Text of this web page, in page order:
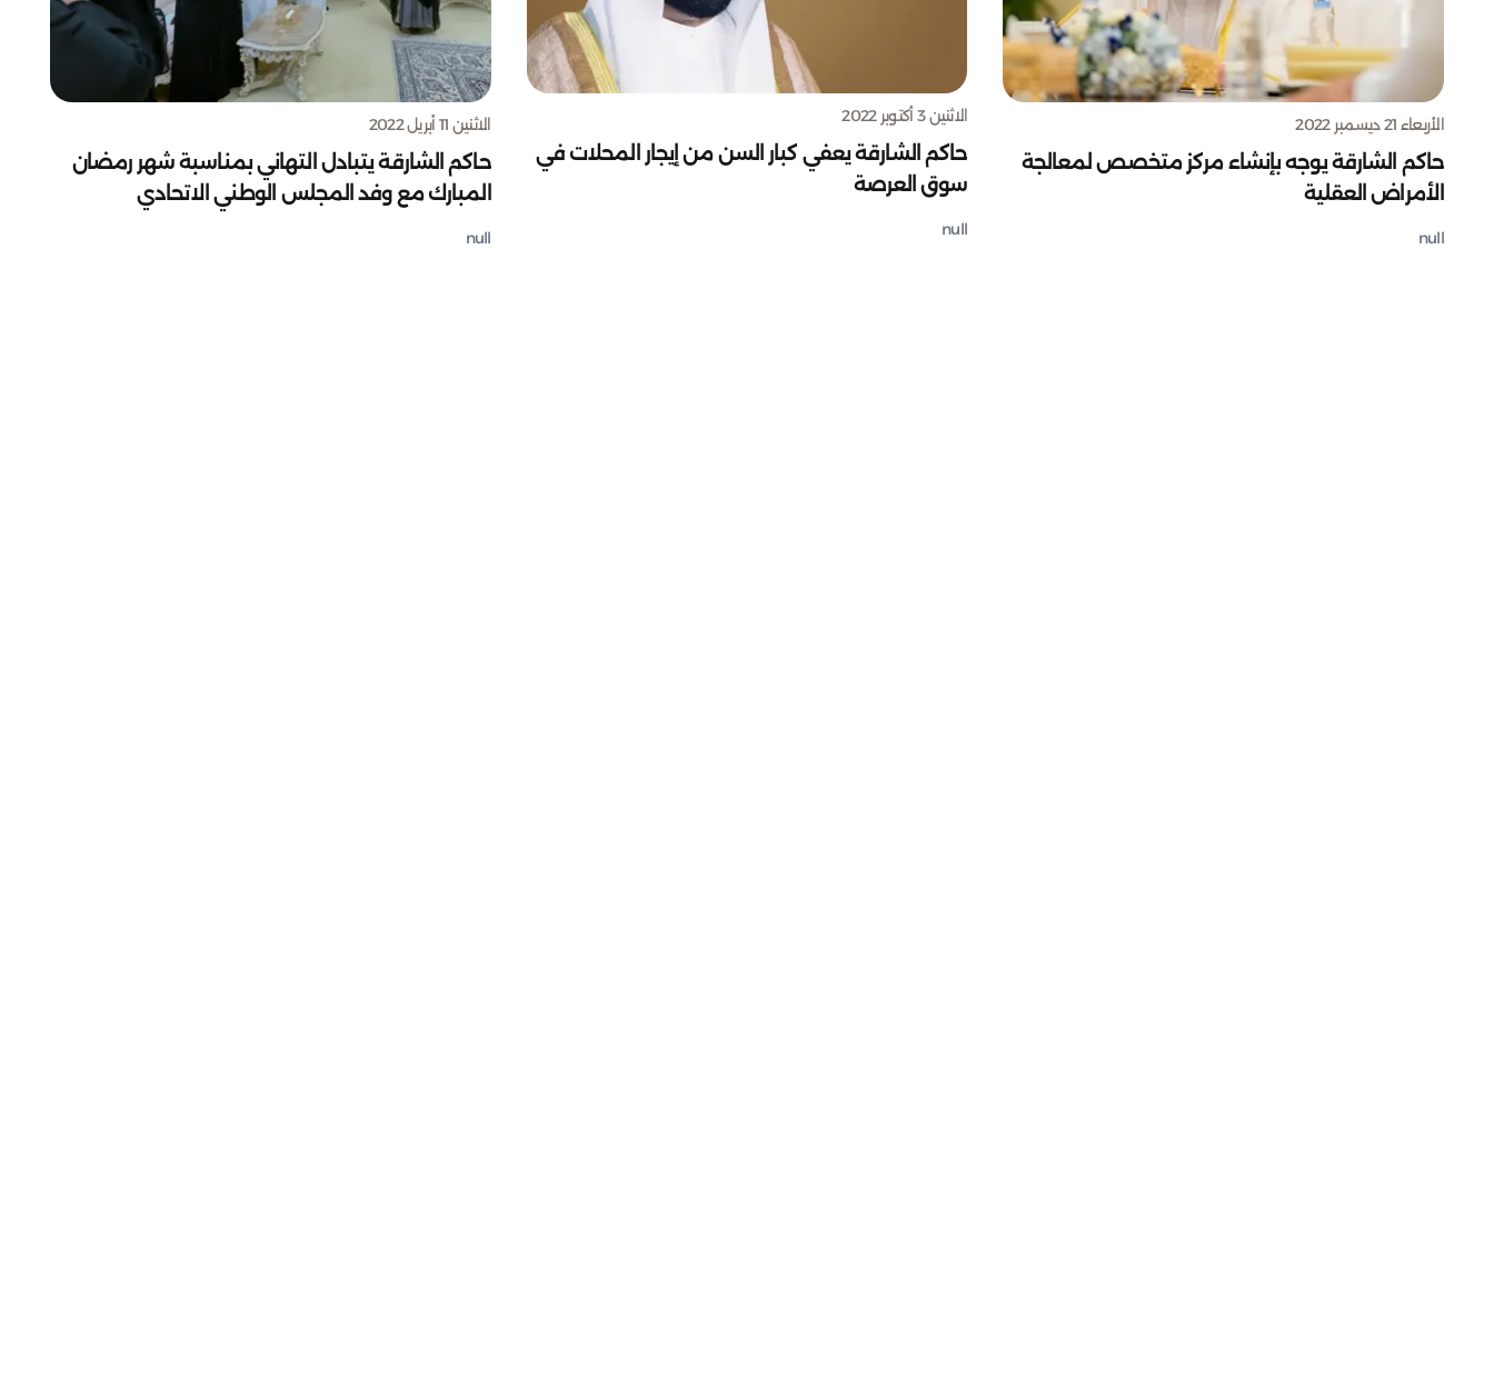
الأربعاء 21 ديسمبر 2022
حاكم الشارقة يوجه بإنشاء مركز متخصص لمعالجة
الأمراض العقلية
null
الاثنين 3 أكتوبر 2022
حاكم الشارقة يعفي كبار السن من إيجار المحلات في
سوق العرصة
null
الاثنين 11 أبريل 2022
حاكم الشارقة يتبادل التهاني بمناسبة شهر رمضان
المبارك مع وفد المجلس الوطني الاتحادي
null